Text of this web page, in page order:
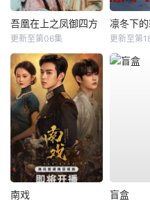
吾凰在上之凤御四方
更新至第06集
凛冬下
更新至第
南戏 盲盒